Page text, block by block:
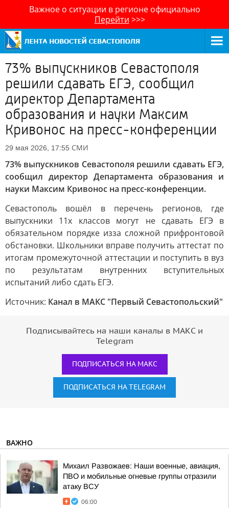
Важное о ситуации в регионе официально
Перейти >>>
73% выпускников Севастополя
решили сдавать ЕГЭ, сообщил
директор Департамента
образования и науки Максим
Кривонос на пресс-конференции
29 мая 2026, 17:55 СМИ
73% выпускников Севастополя решили сдавать ЕГЭ,
сообщил директор Департамента образования и
науки Максим Кривонос на пресс-конференции.
Севастополь вошёл в перечень регионов, где
выпускники 11х классов могут не сдавать ЕГЭ в
обязательном порядке изза сложной прифронтовой
обстановки. Школьники вправе получить аттестат по
итогам промежуточной аттестации и поступить в вуз
по результатам внутренних вступительных
испытаний либо сдать ЕГЭ.
Источник: Канал в МАКС "Первый Севастопольский"
Подписывайтесь на наши каналы в МАКС и
Telegram
ПОДПИСАТЬСЯ НА МАКС
ПОДПИСАТЬСЯ НА TELEGRAM
ВАЖНО
Михаил Развожаев: Наши военные, авиация,
ПВО и мобильные огневые группы отразили
атаку ВСУ
06:00